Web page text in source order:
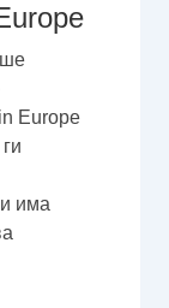
Europe
има